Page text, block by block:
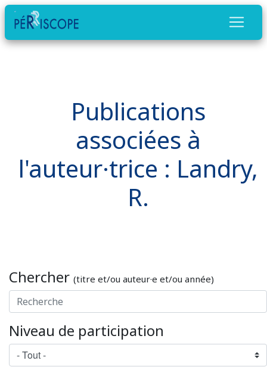
Publications
associées à
l'auteur·trice : Landry,
R.
Chercher (titre et/ou auteur·e et/ou année)
Niveau de participation